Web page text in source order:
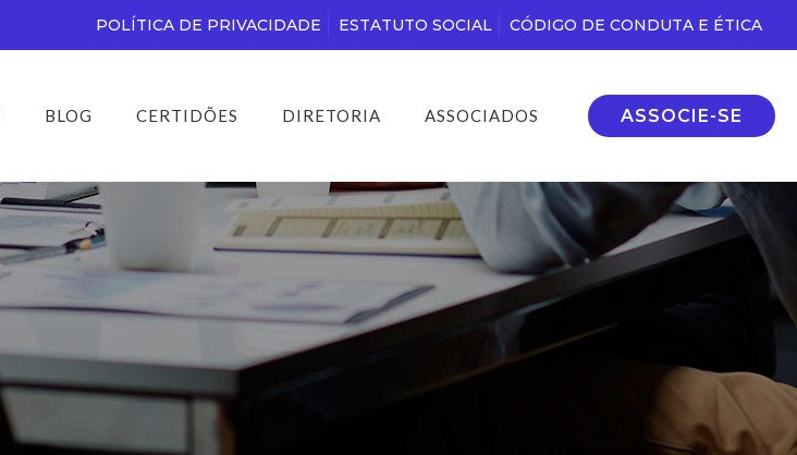
POLÍTICA DE PRIVACIDADE ESTATUTO SOCIAL CÓDIGO DE CONDUTA E ÉTICA
BLOG CERTIDÕES DIRETORIA ASSOCIADOS ASSOCIE-SE